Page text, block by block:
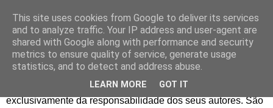
Jornal de Opinião
São muitos os textos enviados para a Agência Ecclesia com
pedido de publicação. De diferentes personalidades e
contextos sociais e eclesiais, o seu conteúdo é
exclusivamente da responsabilidade dos seus autores. São
This site uses cookies from Google to deliver its services
and to analyze traffic. Your IP address and user-agent are
shared with Google along with performance and security
metrics to ensure quality of service, generate usage
statistics, and to detect and address abuse.
LEARN MORE GOT IT